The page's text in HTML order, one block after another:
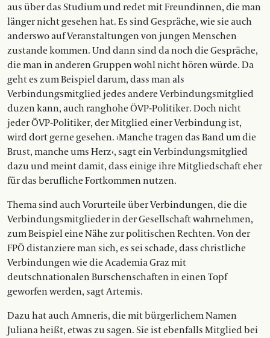
aus über das Studium und redet mit Freundinnen, die man
länger nicht gesehen hat. Es sind Gespräche, wie sie auch
anderswo auf Veranstaltungen von jungen Menschen
zustande kommen. Und dann sind da noch die Gespräche,
die man in anderen Gruppen wohl nicht hören würde. Da
geht es zum Beispiel darum, dass man als
Verbindungsmitglied jedes andere Verbindungsmitglied
duzen kann, auch ranghohe ÖVP-Politiker. Doch nicht
jeder ÖVP-Politiker, der Mitglied einer Verbindung ist,
wird dort gerne gesehen. ›Manche tragen das Band um die
Brust, manche ums Herz‹, sagt ein Verbindungsmitglied
dazu und meint damit, dass einige ihre Mitgliedschaft eher
für das berufliche Fortkommen nutzen.
Thema sind auch Vorurteile über Verbindungen, die die
Verbindungsmitglieder in der Gesellschaft wahrnehmen,
zum Beispiel eine Nähe zur politischen Rechten. Von der
FPÖ distanziere man sich, es sei schade, dass christliche
Verbindungen wie die Academia Graz mit
deutschnationalen Burschenschaften in einen Topf
geworfen werden, sagt Artemis.
Dazu hat auch Amneris, die mit bürgerlichem Namen
Juliana heißt, etwas zu sagen. Sie ist ebenfalls Mitglied bei